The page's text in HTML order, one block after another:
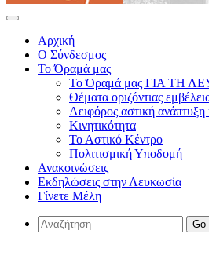
Αρχική
Ο Σύνδεσμος
Το Όραμά μας
Το Όραμά μας ΓΙΑ ΤΗ
Θέματα οριζόντιας
Αειφόρος αστική ανάπτυξη
Κινητικότητα
Το Αστικό Κέντρο
Πολιτισμική Υποδομή
Ανακοινώσεις
Εκδηλώσεις στην Λευκωσία
Γίνετε Μέλη
Go